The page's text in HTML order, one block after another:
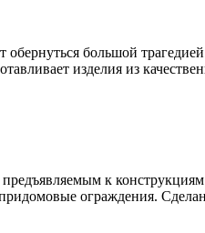
обернуться большой
изделия из
к
ограждения.